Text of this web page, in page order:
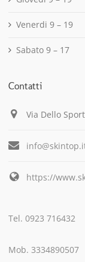
Venerdi 9 – 19
Sabato 9 – 17
Contatti
Via Dello
https://
Tel. 0923 716432
Mob. 3334890507